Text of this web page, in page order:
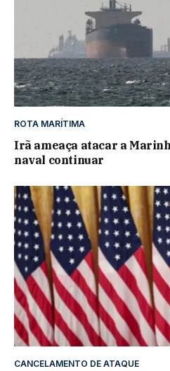
ROTA MARÍTIMA
Irã ameaça atacar a
naval continuar
CANCELAMENTO DE ATAQUE